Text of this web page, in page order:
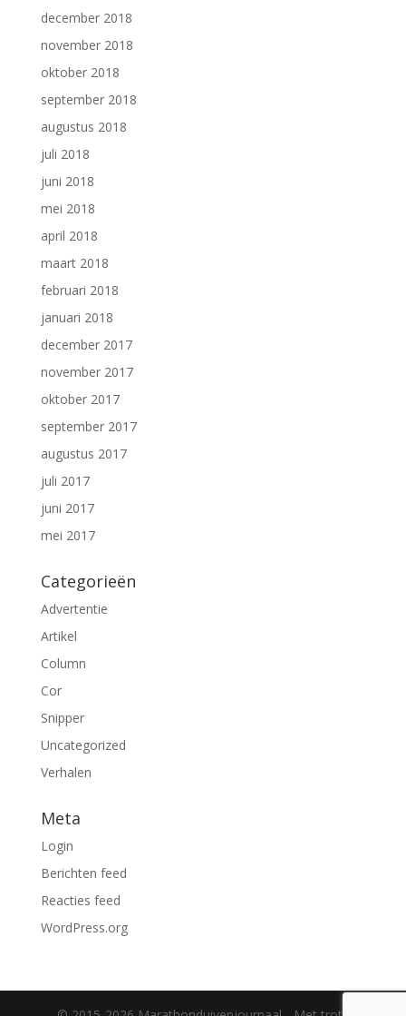
december 2018
november 2018
oktober 2018
september 2018
augustus 2018
juli 2018
juni 2018
mei 2018
april 2018
maart 2018
februari 2018
januari 2018
december 2017
november 2017
oktober 2017
september 2017
augustus 2017
juli 2017
juni 2017
mei 2017
Categorieën
Advertentie
Artikel
Column
Cor
Snipper
Uncategorized
Verhalen
Meta
Login
Berichten feed
Reacties feed
WordPress.org